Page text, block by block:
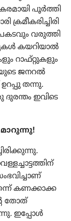
പൂർത്തി​
വരുത്തി​
കയറി​യാൽ
റാഫ്‌റ്റു​ക​ളും
ജനറൽ
തന്നു.
ഇവിടെ
മാറുന്നു!
കണക്കാ​ക്ക​
തോത്‌
ഇപ്പോൾ